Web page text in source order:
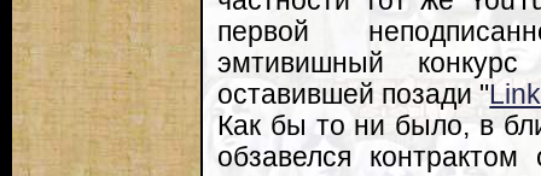
первой
эмтивишный
оставившей позади "
Как бы то ни было, в
обзавелся